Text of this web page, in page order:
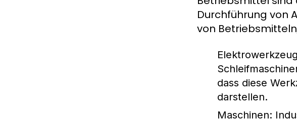
Durchführung von
von
dass diese
darstellen.
Maschinen: